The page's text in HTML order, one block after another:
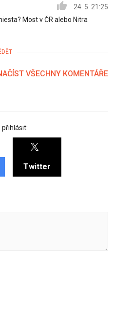
24. 5. 21:25
Most v ČR alebo Nitra
VŠECHNY KOMENTÁŘE
přihlásit:
Twitter